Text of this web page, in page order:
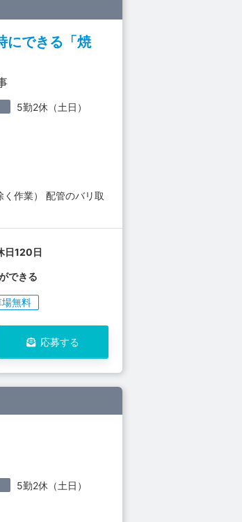
にできる「焼
5勤2休（土日）
作業） 配管のバリ取
日120日
できる
無料
応募する
5勤2休（土日）